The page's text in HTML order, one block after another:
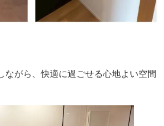
ながら、快適に過ごせる心地よい空間